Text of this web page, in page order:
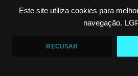
Este site utiliza cookies para
navegação.
RECUSAR
7 0